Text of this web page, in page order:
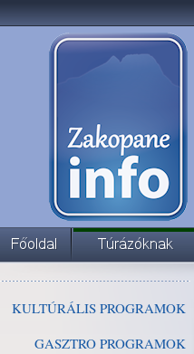
KULTÚRÁLIS PROGRAMOK
GASZTRO PROGRAMOK